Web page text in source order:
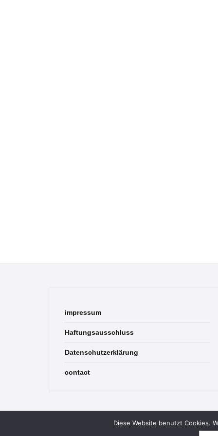
impressum
Haftungsausschluss
Datenschutzerklärung
contact
Diese Website benutzt Cookies.